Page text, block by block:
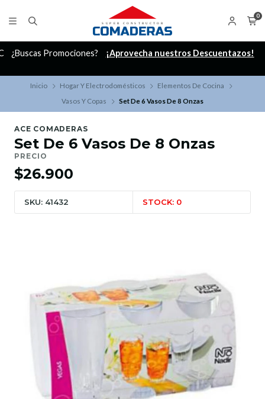
0
¿Buscas Promociones? ¡Aprovecha nuestros Descuentazos!
Inicio Hogar Y Electrodomésticos
Elementos De Cocina
Vasos Y Copas
Set De 6 Vasos De 8 Onzas
ACE COMADERAS
Set De 6 Vasos De 8 Onzas
PRECIO
$26.900
SKU: 41432 STOCK: 0